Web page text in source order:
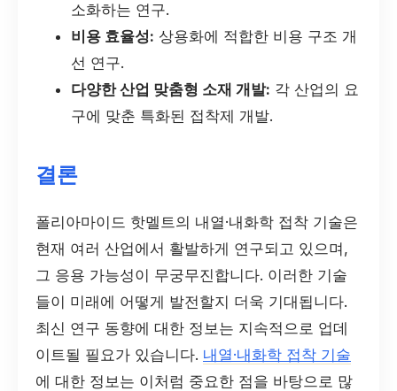
소화하는 연구.
비용 효율성: 상용화에 적합한 비용 구조 개
선 연구.
다양한 산업 맞춤형 소재 개발: 각 산업의 요
구에 맞춘 특화된 접착제 개발.
결론
폴리아마이드 핫멜트의 내열·내화학 접착 기술은
현재 여러 산업에서 활발하게 연구되고 있으며,
그 응용 가능성이 무궁무진합니다. 이러한 기술
들이 미래에 어떻게 발전할지 더욱 기대됩니다.
최신 연구 동향에 대한 정보는 지속적으로 업데
이트될 필요가 있습니다. 내열·내화학 접착 기술
에 대한 정보는 이처럼 중요한 점을 바탕으로 많